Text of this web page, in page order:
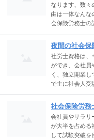
なります。数々
由は一体なんな
会保険労務士の
夜間の社会保
社労士資格は、
ができ、会社員
く、独立開業
で主に社会人受
社会保険労務
会社員やサラリ
が大半を占める
して試験突破